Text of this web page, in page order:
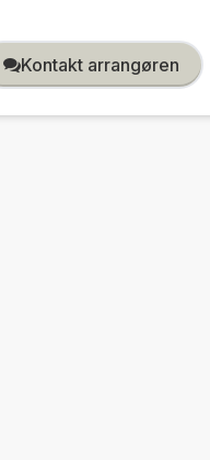
Kontakt arrangøren